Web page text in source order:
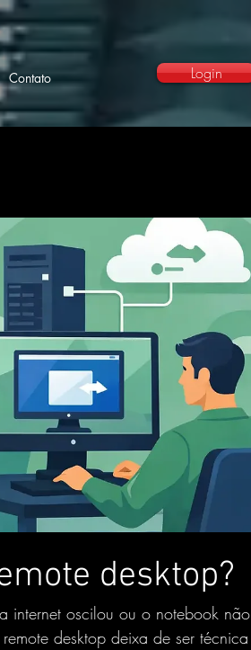
Contato Login
desktop?
internet oscilou ou o notebook não
desktop deixa de ser técnica